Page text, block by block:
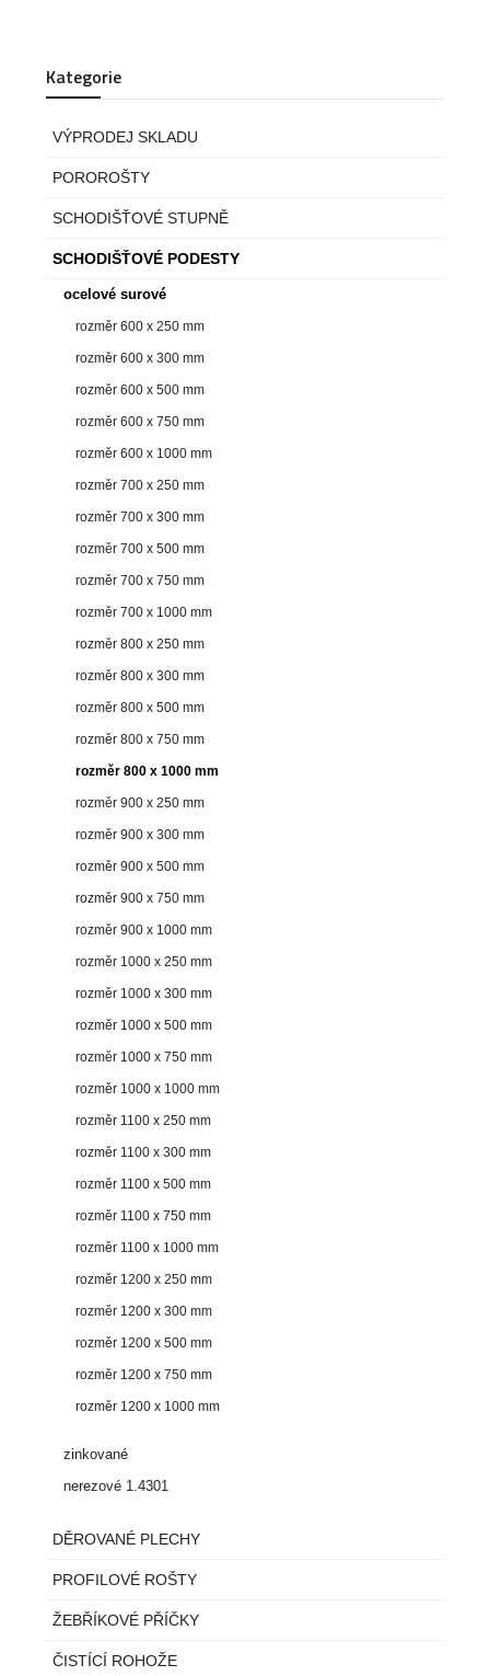
Kategorie
VÝPRODEJ SKLADU
POROROŠTY
SCHODIŠŤOVÉ STUPNĚ
SCHODIŠŤOVÉ PODESTY
ocelové surové
rozměr 600 x 250 mm
rozměr 600 x 300 mm
rozměr 600 x 500 mm
rozměr 600 x 750 mm
rozměr 600 x 1000 mm
rozměr 700 x 250 mm
rozměr 700 x 300 mm
rozměr 700 x 500 mm
rozměr 700 x 750 mm
rozměr 700 x 1000 mm
rozměr 800 x 250 mm
rozměr 800 x 300 mm
rozměr 800 x 500 mm
rozměr 800 x 750 mm
rozměr 800 x 1000 mm
rozměr 900 x 250 mm
rozměr 900 x 300 mm
rozměr 900 x 500 mm
rozměr 900 x 750 mm
rozměr 900 x 1000 mm
rozměr 1000 x 250 mm
rozměr 1000 x 300 mm
rozměr 1000 x 500 mm
rozměr 1000 x 750 mm
rozměr 1000 x 1000 mm
rozměr 1100 x 250 mm
rozměr 1100 x 300 mm
rozměr 1100 x 500 mm
rozměr 1100 x 750 mm
rozměr 1100 x 1000 mm
rozměr 1200 x 250 mm
rozměr 1200 x 300 mm
rozměr 1200 x 500 mm
rozměr 1200 x 750 mm
rozměr 1200 x 1000 mm
zinkované
nerezové 1.4301
DĚROVANÉ PLECHY
PROFILOVÉ ROŠTY
ŽEBŘÍKOVÉ PŘÍČKY
ČISTÍCÍ ROHOŽE